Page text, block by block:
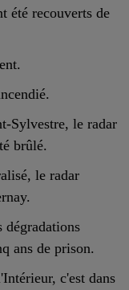
été recouverts de
Sylvestre, le radar
brûlé.
le radar
dégradations
ans de prison.
c'est dans